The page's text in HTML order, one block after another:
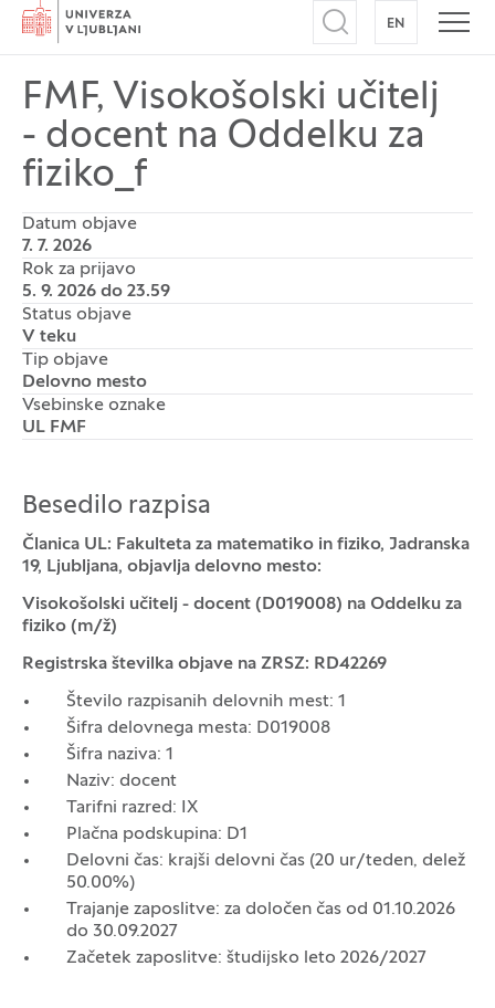
Domov
Odpri iskalnik
EN NA
FMF, Visokošolski učitelj
- docent na Oddelku za
fiziko_f
Datum objave
7. 7. 2026
Rok za prijavo
5. 9. 2026 do 23.59
Status objave
V teku
Tip objave
Delovno mesto
Vsebinske oznake
UL FMF
Besedilo razpisa
Članica UL: Fakulteta za matematiko in fiziko, Jadranska
19, Ljubljana, objavlja delovno mesto:
Visokošolski učitelj - docent (D019008) na Oddelku za
fiziko (m/ž)
Registrska številka objave na ZRSZ: RD42269
Število razpisanih delovnih mest: 1
Šifra delovnega mesta: D019008
Šifra naziva: 1
Naziv: docent
Tarifni razred: IX
Plačna podskupina: D1
Delovni čas: krajši delovni čas (20 ur/teden, delež
50.00%)
Trajanje zaposlitve: za določen čas od 01.10.2026
do 30.09.2027
Začetek zaposlitve: študijsko leto 2026/2027